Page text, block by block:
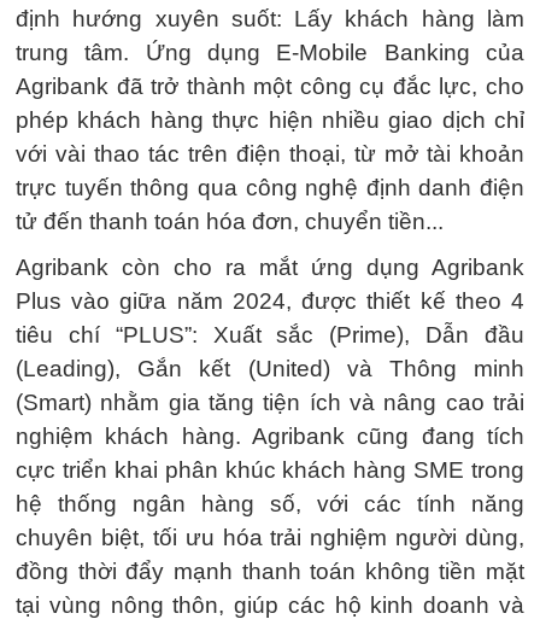
định hướng xuyên suốt: Lấy khách hàng làm
trung tâm. Ứng dụng E-Mobile Banking của
Agribank đã trở thành một công cụ đắc lực, cho
phép khách hàng thực hiện nhiều giao dịch chỉ
với vài thao tác trên điện thoại, từ mở tài khoản
trực tuyến thông qua công nghệ định danh điện
tử đến thanh toán hóa đơn, chuyển tiền...
Agribank còn cho ra mắt ứng dụng Agribank
Plus vào giữa năm 2024, được thiết kế theo 4
tiêu chí “PLUS”: Xuất sắc (Prime), Dẫn đầu
(Leading), Gắn kết (United) và Thông minh
(Smart) nhằm gia tăng tiện ích và nâng cao trải
nghiệm khách hàng. Agribank cũng đang tích
cực triển khai phân khúc khách hàng SME trong
hệ thống ngân hàng số, với các tính năng
chuyên biệt, tối ưu hóa trải nghiệm người dùng,
đồng thời đẩy mạnh thanh toán không tiền mặt
tại vùng nông thôn, giúp các hộ kinh doanh và